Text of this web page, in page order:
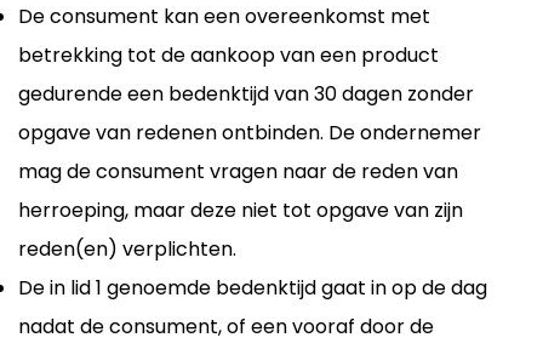
De consument kan een overeenkomst met
betrekking tot de aankoop van een product
gedurende een bedenktijd van 30 dagen zonder
opgave van redenen ontbinden. De ondernemer
mag de consument vragen naar de reden van
herroeping, maar deze niet tot opgave van zijn
reden(en) verplichten.
De in lid 1 genoemde bedenktijd gaat in op de dag
nadat de consument, of een vooraf door de